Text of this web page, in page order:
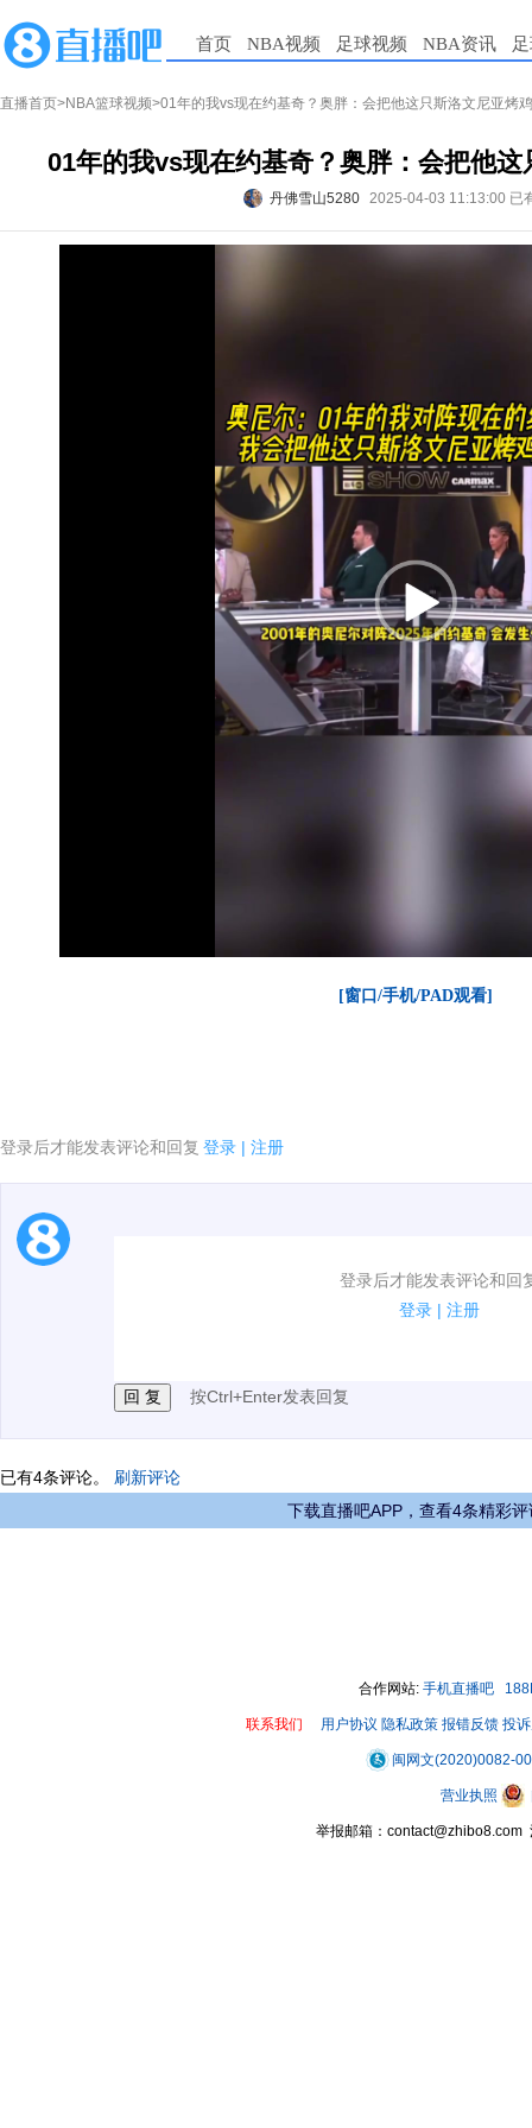
首页 NBA视频 足球视频 NBA资讯
直播首页>NBA篮球视频>01年的我vs现在约基奇？奥胖：会把他这只斯洛文尼亚烤
01年的我vs现在约基奇？奥胖：会把他
丹佛雪山5280 2025-04-03 11:13:00 已
[窗口/手机/PAD观看]
登录后才能发表评论和回复 登录 | 注册
登录后才能发表评论和回
登录 | 注册
1.电脑端新用户可以发表评论了！
按Ctrl+Enter发表回复
已有4条评论。 刷新评论
下载直播吧APP，查看4条精彩评
合作网站: 手机直播吧
联系我们 用户协议 隐私政策 报错反馈 投
闽网文(2020)0082-
营业执照
举报邮箱：